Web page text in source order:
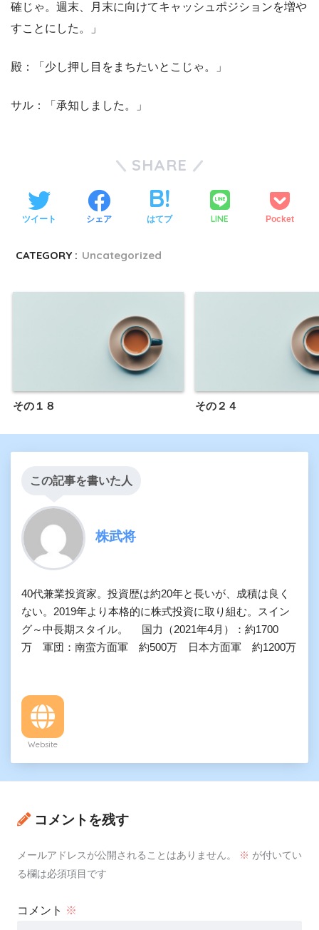
確じゃ。週末、月末に向けてキャッシュポジションを増や
すことにした。」
殿：「少し押し目をまちたいとこじゃ。」
サル：「承知しました。」
SHARE
ツイート シェア はてブ LINE Pocket
CATEGORY : Uncategorized
その１８ その２４
この記事を書いた人
株武将
40代兼業投資家。投資歴は約20年と長いが、成積は良く
ない。2019年より本格的に株式投資に取り組む。スイン
グ～中長期スタイル。 国力（2021年4月）：約1700
万 軍団：南蛮方面軍 約500万 日本方面軍 約1200万
Website
コメントを残す
メールアドレスが公開されることはありません。 ※ が付いてい
る欄は必須項目です
コメント ※